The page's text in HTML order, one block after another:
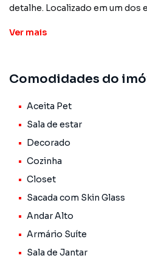
detalhe. Localizado em um dos
sofisticação, praticidade e lazer
-123m² muito bem distribuídos
-Sala para 2 ambientes, ideal
familiares
especiais
-Cozinha planejada e funcional
-Lavabo + banheiro social
-2 vagas de garagem
Lazer e infraestrutura do
-Portaria 24h e segurança
Ver mais
Comodidades do
Aceita Pet
Sala de estar
Decorado
Cozinha
Closet
Sacada com Skin Glass
Andar Alto
Armário Suíte
Sala de Jantar